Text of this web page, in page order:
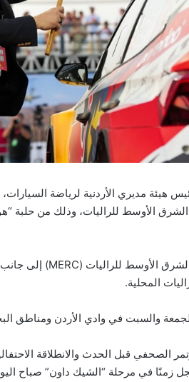
هيئة مديري الأردنية لرياضة
الشرق الأوسط للراليات، وذلك من حلبة
المحلية.
الصحفي قبل الحدث والانطلاقة